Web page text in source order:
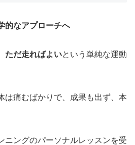
的なアプローチへ
ただ走ればよいという単純な運動
は痛むばかりで、成果も出ず、本
ニングのパーソナルレッスンを受